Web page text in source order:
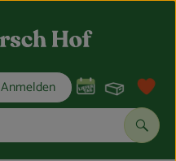
Anmelden
oder